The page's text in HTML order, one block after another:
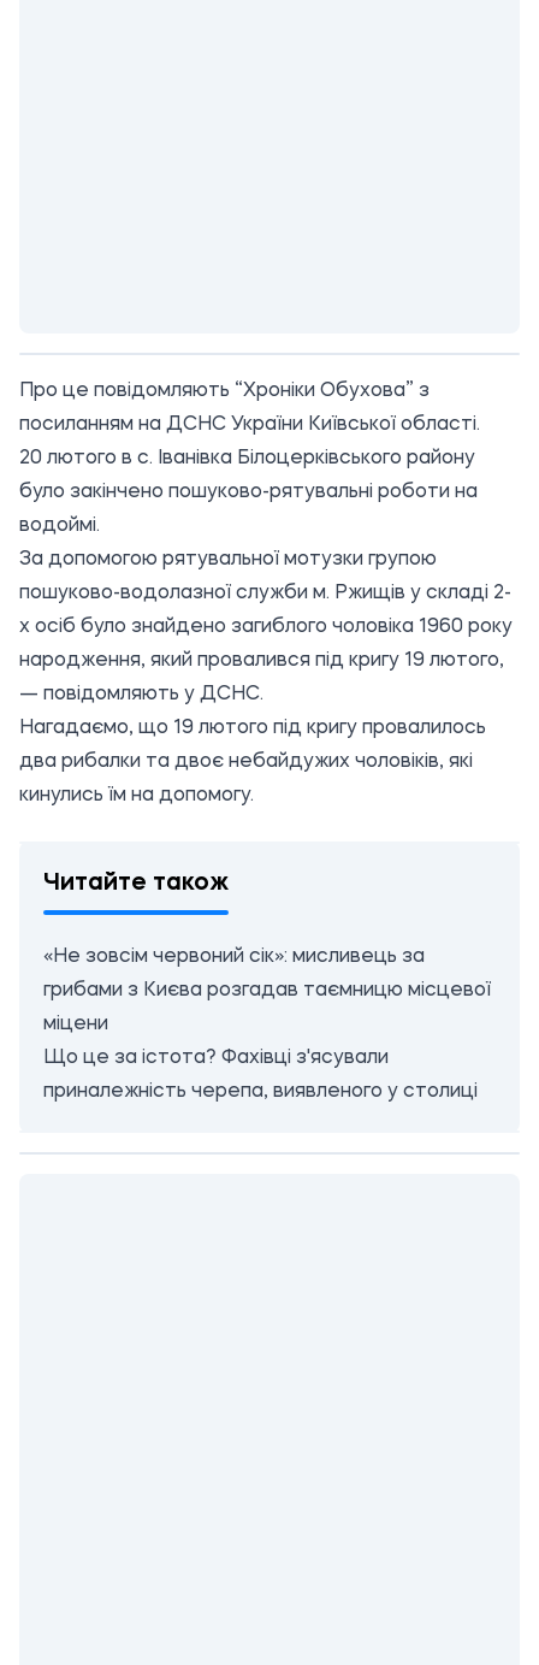
Про це повідомляють “Хроніки Обухова” з
посиланням на ДСНС України Київської області.
20 лютого в с. Іванівка Білоцерківського району
було закінчено пошуково-рятувальні роботи на
водоймі.
За допомогою рятувальної мотузки групою
пошуково-водолазної служби м. Ржищів у складі 2-
х осіб було знайдено загиблого чоловіка 1960 року
народження, який провалився під кригу 19 лютого,
— повідомляють у ДСНС.
Нагадаємо, що 19 лютого під кригу провалилось
два рибалки та двоє небайдужих чоловіків, які
кинулись їм на допомогу.
Читайте також
«Не зовсім червоний сік»: мисливець за
грибами з Києва розгадав таємницю місцевої
міцени
Що це за істота? Фахівці з'ясували
приналежність черепа, виявленого у столиці